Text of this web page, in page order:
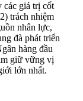
các giá trị cốt
trách nhiệm
nhân lực,
đà phát triển
hàng đầu
giữ vững vị
lớn nhất.